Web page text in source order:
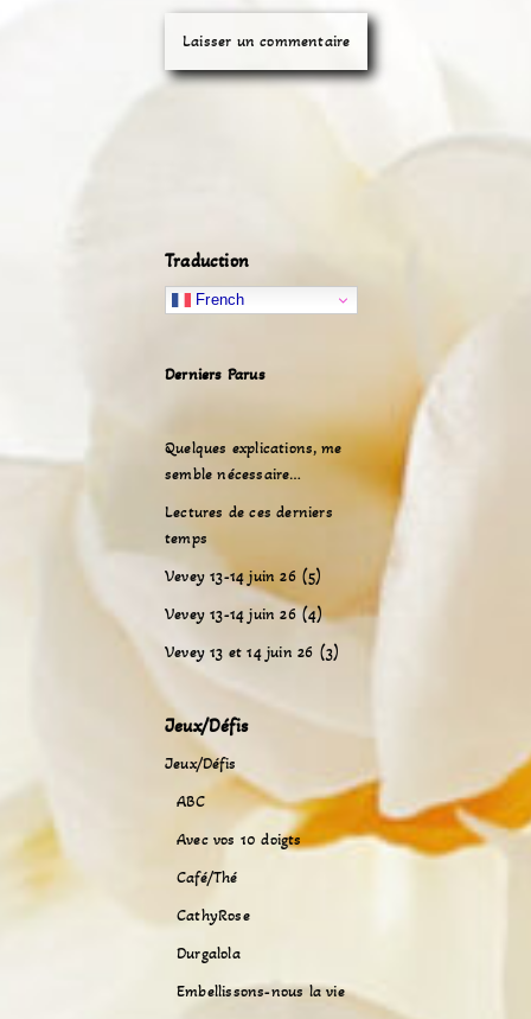
Traduction
French
Derniers Parus
Quelques explications, me
semble nécessaire…
Lectures de ces derniers
temps
Vevey 13-14 juin 26 (5)
Vevey 13-14 juin 26 (4)
Vevey 13 et 14 juin 26 (3)
Jeux/Défis
Jeux/Défis
ABC
Avec vos 10 doigts
Café/Thé
CathyRose
Durgalola
Embellissons-nous la vie